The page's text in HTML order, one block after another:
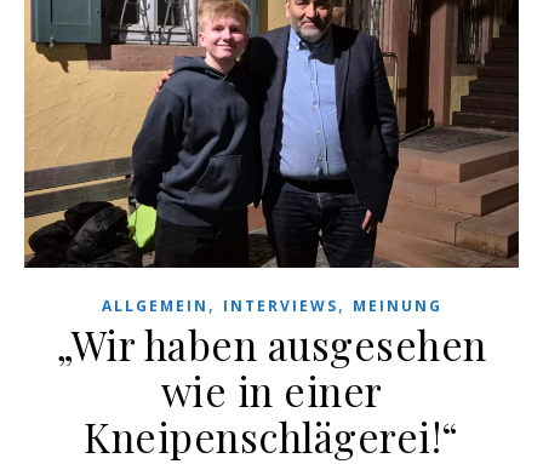
ALLGEMEIN , INTERVIEWS, MEINUNG
„Wir haben ausgesehen
wie in einer
Kneipenschlägerei!“